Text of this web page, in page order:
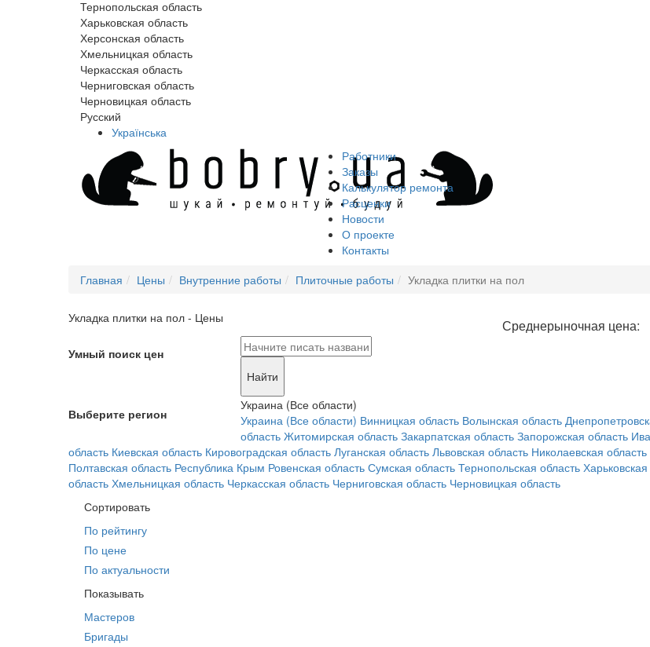
Тернопольская область
Харьковская область
Херсонская область
Хмельницкая область
Черкасская область
Черниговская область
Черновицкая область
Русский
Українська
Работники
Заказы
Калькулятор ремонта
Расценки
Новости
О проекте
Контакты
Главная
Цены Внутренние работы Плиточные работы Укладка плитки на пол
Укладка плитки на пол - Цены Среднерыночная цена:
Умный поиск цен
Найти
Выберите регион
Украина (Все области)
Украина (Все области) Винницкая область Волынская область
область Житомирская область Закарпатская область Запорожская область
область Киевская область Кировоградская область Луганская область Львовская область Николаевская область
Полтавская область Республика Крым Ровенская область Сумская область Тернопольская область
область Хмельницкая область Черкасская область Черниговская область Черновицкая область
Сортировать
По рейтингу
По цене
По актуальности
Показывать
Мастеров
Бригады